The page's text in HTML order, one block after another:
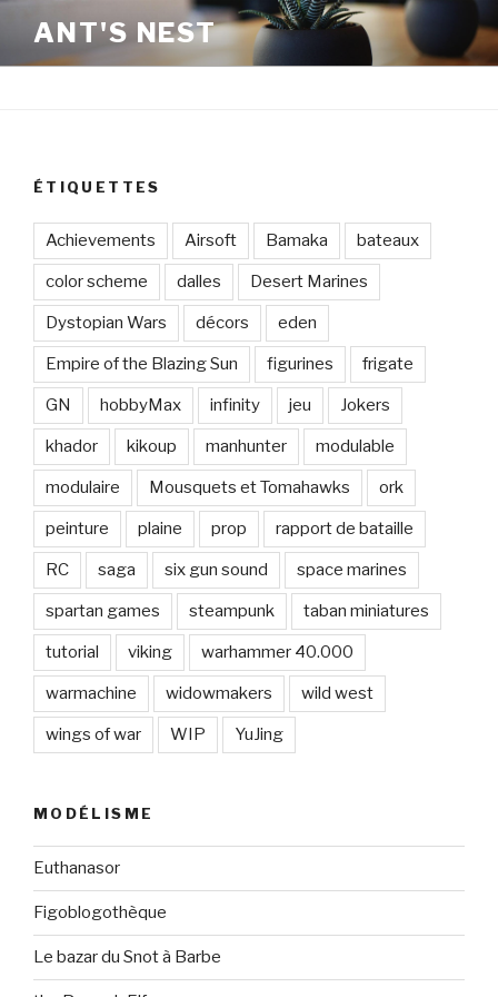
contenu
ANT'S NEST
ÉTIQUETTES
Achievements Airsoft Bamaka bateaux
color scheme dalles Desert Marines
Dystopian Wars décors eden
Empire of the Blazing Sun figurines frigate
GN hobbyMax infinity jeu Jokers
khador kikoup manhunter modulable
modulaire Mousquets et Tomahawks ork
peinture plaine prop rapport de bataille
RC saga six gun sound space marines
spartan games steampunk taban miniatures
tutorial viking warhammer 40.000
warmachine widowmakers wild west
wings of war WIP YuJing
MODÉLISME
Euthanasor
Figoblogothèque
Le bazar du Snot à Barbe